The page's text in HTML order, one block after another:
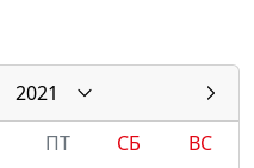
2021
ПТ СБ
ВС